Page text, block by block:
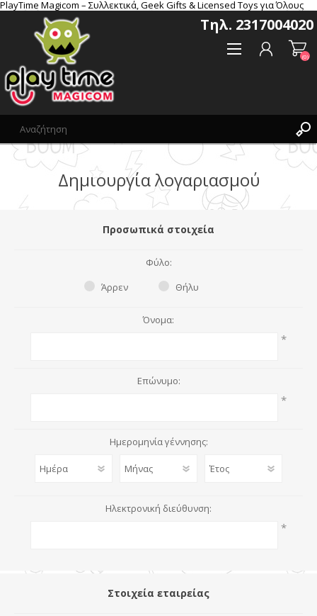
PlayTime Magicom – Συλλεκτικά, Geek Gifts & Licensed Toys για Όλους
Τηλ. 2317004020
Δημιoυργία λογαριασμού
(0)
Δημιoυργία λογαριασμού
Προσωπικά στοιχεία
Φύλο:
Άρρεν
Θήλυ
Όνομα:
*
Επώνυμο:
*
Ημερομηνία γέννησης:
Ηλεκτρονική διεύθυνση:
*
Στοιχεία εταιρείας